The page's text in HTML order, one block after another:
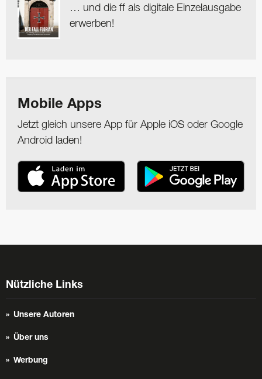
… und die ff als digitale Einzelausgabe
erwerben!
Mobile Apps
Jetzt gleich unsere App für Apple iOS oder Google
Android laden!
Nützliche Links
Unsere Autoren
Über uns
Werbung